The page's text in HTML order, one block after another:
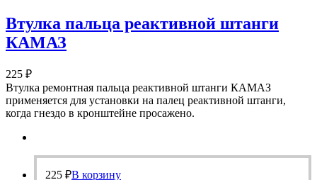
Втулка пальца реактивной штанги
КАМАЗ
225 ₽
Втулка ремонтная пальца реактивной штанги КАМАЗ
применяется для установки на палец реактивной штанги,
когда гнездо в кронштейне просажено.
225 ₽В корзину